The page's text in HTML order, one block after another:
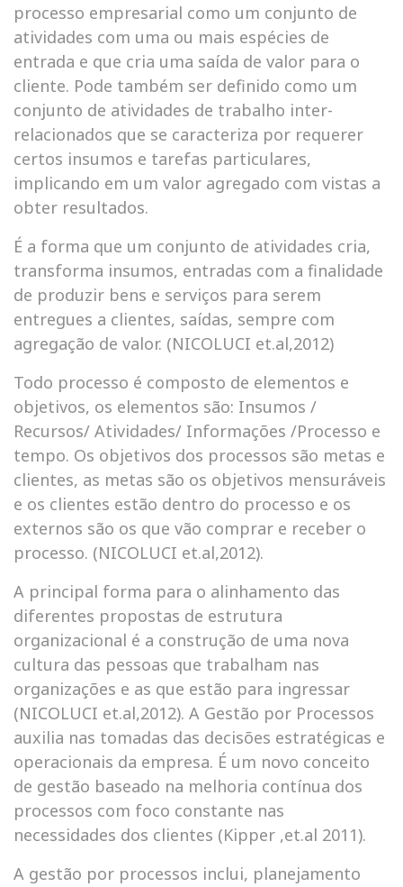
processo empresarial como um conjunto de
atividades com uma ou mais espécies de
entrada e que cria uma saída de valor para o
cliente. Pode também ser definido como um
conjunto de atividades de trabalho inter-
relacionados que se caracteriza por requerer
certos insumos e tarefas particulares,
implicando em um valor agregado com vistas a
obter resultados.
É a forma que um conjunto de atividades cria,
transforma insumos, entradas com a finalidade
de produzir bens e serviços para serem
entregues a clientes, saídas, sempre com
agregação de valor. (NICOLUCI et.al,2012)
Todo processo é composto de elementos e
objetivos, os elementos são: Insumos /
Recursos/ Atividades/ Informações /Processo e
tempo. Os objetivos dos processos são metas e
clientes, as metas são os objetivos mensuráveis
e os clientes estão dentro do processo e os
externos são os que vão comprar e receber o
processo. (NICOLUCI et.al,2012).
A principal forma para o alinhamento das
diferentes propostas de estrutura
organizacional é a construção de uma nova
cultura das pessoas que trabalham nas
organizações e as que estão para ingressar
(NICOLUCI et.al,2012). A Gestão por Processos
auxilia nas tomadas das decisões estratégicas e
operacionais da empresa. É um novo conceito
de gestão baseado na melhoria contínua dos
processos com foco constante nas
necessidades dos clientes (Kipper ,et.al 2011).
A gestão por processos inclui, planejamento